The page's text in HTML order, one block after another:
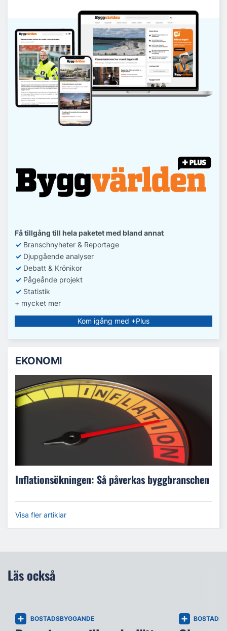
Få tillgång till hela paketet med bland annat
✓ Branschnyheter & Reportage
✓ Djupgående analyser
✓ Debatt & Krönikor
✓ Pågeånde projekt
✓ Statistik
+ mycket mer
Kom igång med +Plus
EKONOMI
Inflationsökningen: Så påverkas byggbranschen
Visa fler artiklar
Läs också
BOSTADSBYGGANDE